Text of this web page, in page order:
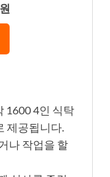
1600 4인 식탁
제공됩니다.
나 작업을 할